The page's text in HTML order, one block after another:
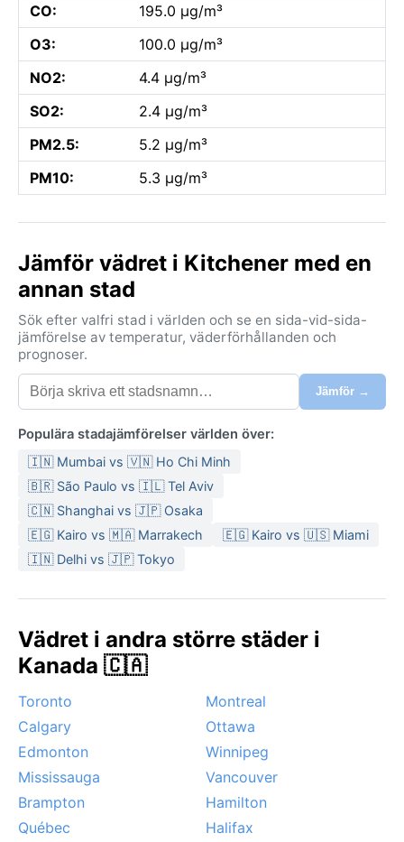
CO:
195.0 µg/m³
O3:
100.0 µg/m³
NO2:
4.4 µg/m³
SO2:
2.4 µg/m³
PM2.5:
5.2 µg/m³
PM10:
5.3 µg/m³
Jämför vädret i Kitchener med en
annan stad
Sök efter valfri stad i världen och se en sida-vid-sida-
jämförelse av temperatur, väderförhållanden och
prognoser.
Jämför →
Populära stadajämförelser världen över:
🇮🇳 Mumbai vs 🇻🇳 Ho Chi Minh
🇧🇷 São Paulo vs 🇮🇱 Tel Aviv
🇨🇳 Shanghai vs 🇯🇵 Osaka
🇪🇬 Kairo vs 🇲🇦 Marrakech
🇪🇬 Kairo vs 🇺🇸 Miami
🇮🇳 Delhi vs 🇯🇵 Tokyo
Vädret i andra större städer i
Kanada 🇨🇦
Toronto
Montreal
Calgary
Ottawa
Edmonton
Winnipeg
Mississauga
Vancouver
Brampton
Hamilton
Québec
Halifax